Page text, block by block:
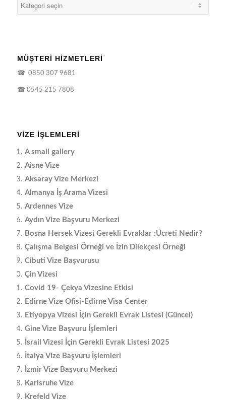
MÜŞTERİ HİZMETLERİ
☎0850 307 9681
☎0545 215 7808
VIZE İŞLEMLERI
A small gallery
Aisne Vize
Aksaray Vize Merkezi
Almanya İş Arama Vizesi
Ardennes Vize
Aydın Vize Başvuru Merkezi
Bosna Hersek Vizesi Gerekli Evraklar :Ücreti Nedir?
Çalışma Belgesi Örneği ve İzin Dilekçesi Örneği
Cibuti Vize Başvurusu
Çin Vizesi
Covid 19- Çekya Vizesine Etkisi
Edirne Vize Ofisi-Edirne Visa Center
Etiyopya Vizesi İçin Gerekli Evrak Listesi (Güncel)
Gine Vize Başvuru İşlemleri
İsrail Vizesi İçin Gerekli Evrak Listesi 2025
İtalya Vize Başvuru İşlemleri
İzmir Vize Başvuru Merkezi
Karlsruhe Vize
Krefeld Vize